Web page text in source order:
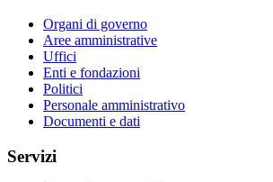
Organi di governo
Aree amministrative
Uffici
Enti e fondazioni
Politici
Personale amministrativo
Documenti e dati
Servizi